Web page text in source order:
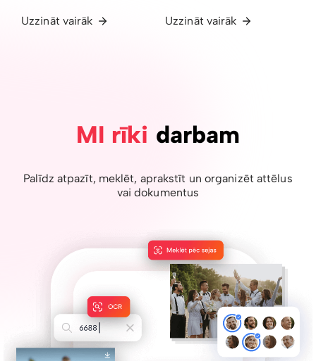
Uzzināt vairāk Uzzināt vairāk
MI rīki darbam
Palīdz atpazīt, meklēt, aprakstīt un organizēt attēlus
vai dokumentus